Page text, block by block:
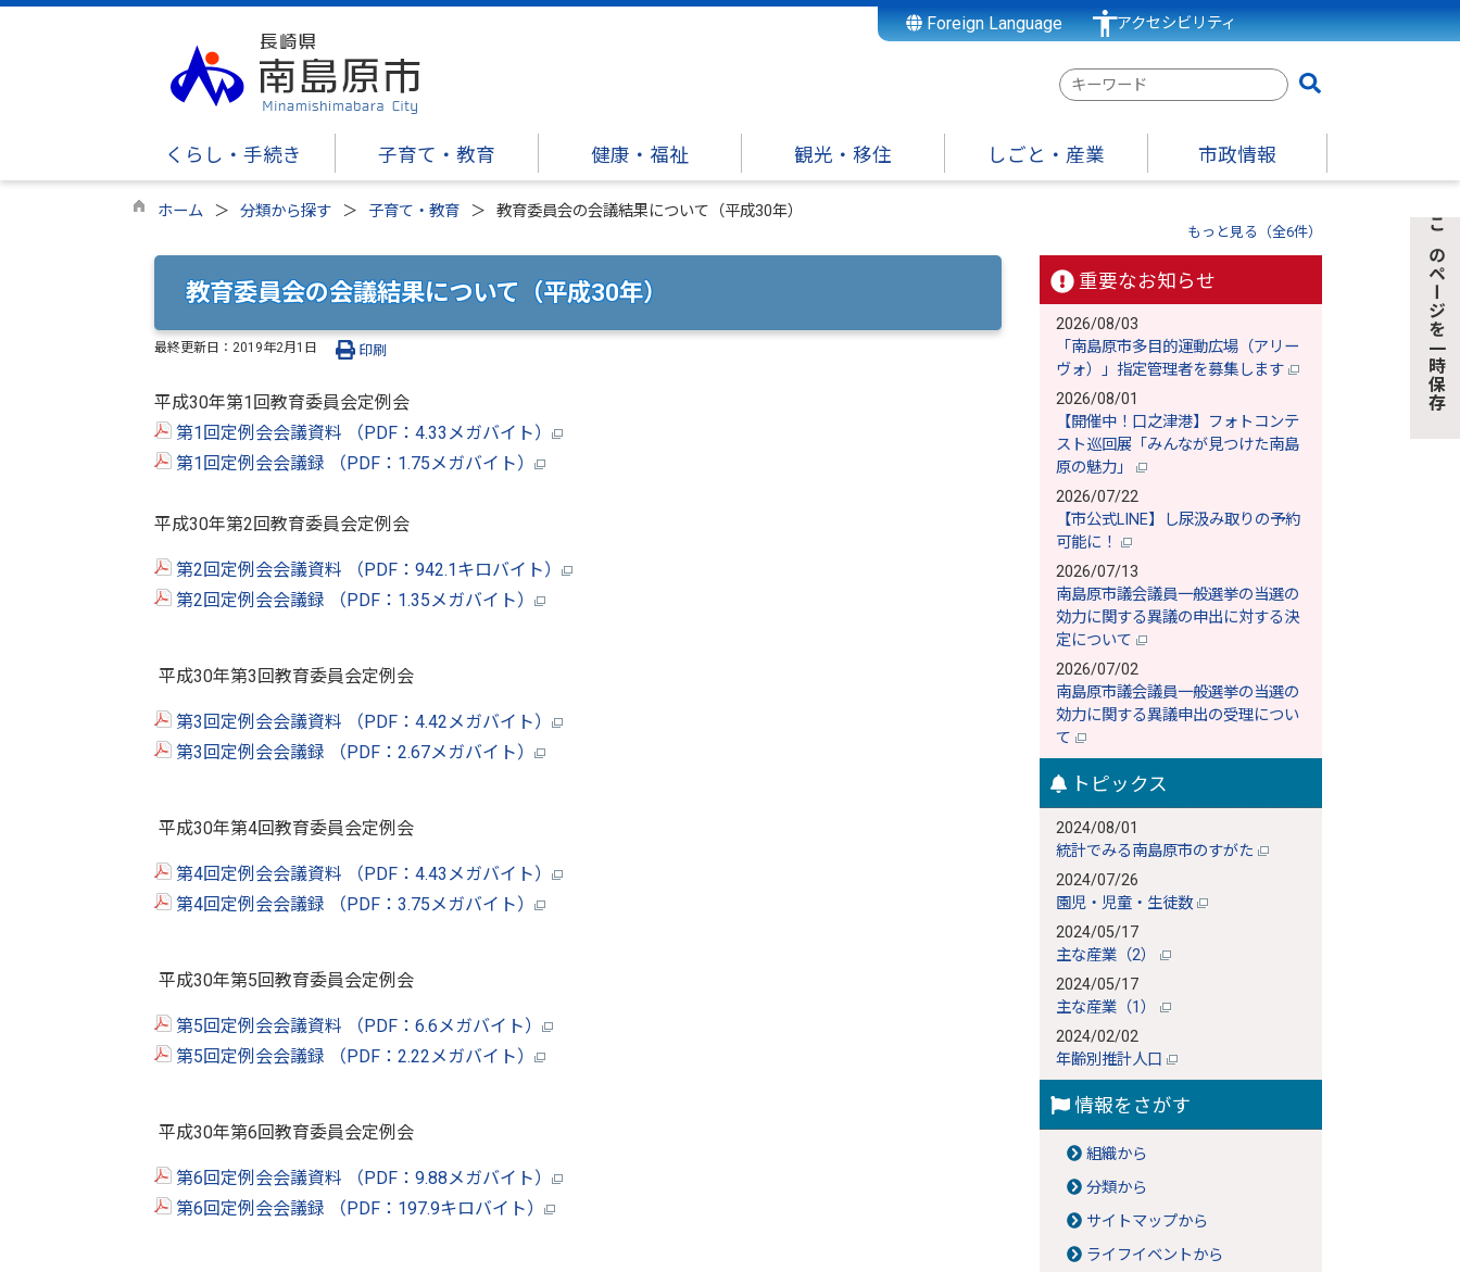
Foreign Language アクセシビリティ
検
ー
ワ
くらし・手続き 子育て・教育 健康・福祉 観光・移住 しごと・産業 市政情報
ホーム 分類から探す 子育て・教育 教育委員会の会議結果について（平成30年）
もっと見る（全6件）
教育委員会の会議結果について（平成30年）
最終更新日： 2019年2月1日 印刷
平成30年第1回教育委員会定例会
第1回定例会会議資料 （PDF：4.33メガバイト）
第1回定例会会議録 （PDF：1.75メガバイト）
平成30年第2回教育委員会定例会
第2回定例会会議資料 （PDF：942.1キロバイト）
第2回定例会会議録 （PDF：1.35メガバイト）
平成30年第3回教育委員会定例会
第3回定例会会議資料 （PDF：4.42メガバイト）
第3回定例会会議録 （PDF：2.67メガバイト）
平成30年第4回教育委員会定例会
第4回定例会会議資料 （PDF：4.43メガバイト）
第4回定例会会議録 （PDF：3.75メガバイト）
平成30年第5回教育委員会定例会
第5回定例会会議資料 （PDF：6.6メガバイト）
第5回定例会会議録 （PDF：2.22メガバイト）
平成30年第6回教育委員会定例会
第6回定例会会議資料 （PDF：9.88メガバイト）
第6回定例会会議録 （PDF：197.9キロバイト）
重要なお知らせ
2026/08/03
「南島原市多目的運動広場（アリー
ヴォ）」指定管理者を募集します
2026/08/01
【開催中！口之津港】フォトコンテ
スト巡回展「みんなが見つけた南島
原の魅力」
2026/07/22
【市公式LINE】し尿汲み取りの予約
可能に！
2026/07/13
南島原市議会議員一般選挙の当選の
効力に関する異議の申出に対する決
定について
2026/07/02
南島原市議会議員一般選挙の当選の
効力に関する異議申出の受理につい
て
トピックス
2024/08/01
統計でみる南島原市のすがた
2024/07/26
園児・児童・生徒数
2024/05/17
主な産業（2）
2024/05/17
主な産業（1）
2024/02/02
年齢別推計人口
情報をさがす
組織から
分類から
サイトマップから
ライフイベントから
このページを一時保存